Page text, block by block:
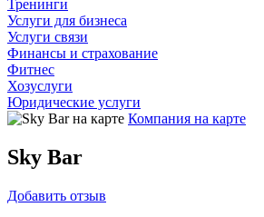
Тренинги
Услуги для бизнеса
Услуги связи
Финансы и страхование
Фитнес
Хозуслуги
Юридические услуги
Компания на карте
Sky Bar
Добавить отзыв